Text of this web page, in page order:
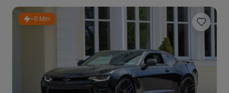
Porsche Lamborghini Ferrari
McLaren Ford Jaguar
Zeitraum wählen
~11 Min